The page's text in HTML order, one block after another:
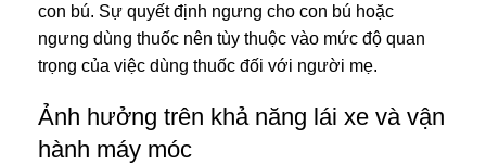
con bú. Sự quyết định ngưng cho con bú hoặc
ngưng dùng thuốc nên tùy thuộc vào mức độ quan
trọng của việc dùng thuốc đối với người mẹ.
Ảnh hưởng trên khả năng lái xe và vận
hành máy móc